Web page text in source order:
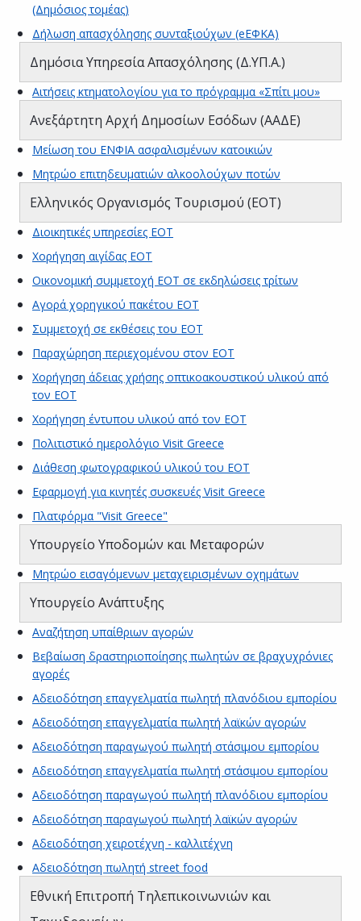
(Δημόσιος τομέας)
Δήλωση απασχόλησης συνταξιούχων (eΕΦΚΑ)
Δημόσια Υπηρεσία Απασχόλησης (Δ.ΥΠ.Α.)
Αιτήσεις κτηματολογίου για το πρόγραμμα «Σπίτι μου»
Ανεξάρτητη Αρχή Δημοσίων Εσόδων (ΑΑΔΕ)
Μείωση του ΕΝΦΙΑ ασφαλισμένων κατοικιών
Μητρώο επιτηδευματιών αλκοολούχων ποτών
Ελληνικός Οργανισμός Τουρισμού (ΕΟΤ)
Διοικητικές υπηρεσίες ΕΟΤ
Χορήγηση αιγίδας ΕΟΤ
Οικονομική συμμετοχή ΕΟΤ σε εκδηλώσεις τρίτων
Αγορά χορηγικού πακέτου ΕΟΤ
Συμμετοχή σε εκθέσεις του ΕΟΤ
Παραχώρηση περιεχομένου στον ΕΟΤ
Χορήγηση άδειας χρήσης οπτικοακουστικού υλικού από
τον ΕΟΤ
Χορήγηση έντυπου υλικού από τον ΕΟΤ
Πολιτιστικό ημερολόγιο Visit Greece
Διάθεση φωτογραφικού υλικού του ΕΟΤ
Εφαρμογή για κινητές συσκευές Visit Greece
Πλατφόρμα "Visit Greece"
Υπουργείο Υποδομών και Μεταφορών
Μητρώο εισαγόμενων μεταχειρισμένων οχημάτων
Υπουργείο Ανάπτυξης
Αναζήτηση υπαίθριων αγορών
Βεβαίωση δραστηριοποίησης πωλητών σε βραχυχρόνιες
αγορές
Αδειοδότηση επαγγελματία πωλητή πλανόδιου εμπορίου
Αδειοδότηση επαγγελματία πωλητή λαϊκών αγορών
Αδειοδότηση παραγωγού πωλητή στάσιμου εμπορίου
Αδειοδότηση επαγγελματία πωλητή στάσιμου εμπορίου
Αδειοδότηση παραγωγού πωλητή πλανόδιου εμπορίου
Αδειοδότηση παραγωγού πωλητή λαϊκών αγορών
Αδειοδότηση χειροτέχνη - καλλιτέχνη
Αδειοδότηση πωλητή street food
Εθνική Επιτροπή Τηλεπικοινωνιών και